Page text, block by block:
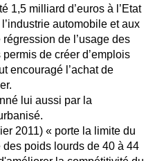
1,5 milliard d’euros à l’Etat
automobile et aux
de l’usage des
de créer d’emplois
encouragé l’achat de
lui aussi par la
2011) « porte la limite du
poids lourds de 40 à 44